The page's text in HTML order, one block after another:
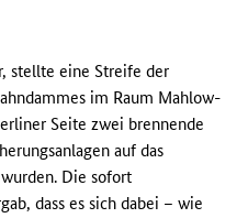
stellte eine Streife der
im Raum Mahlow-
Seite zwei brennende
auf das
Die sofort
dass es sich dabei – wie